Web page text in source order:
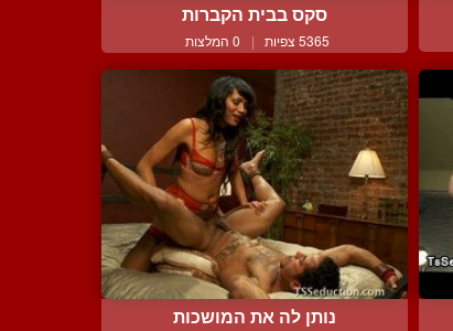
סקס בבית הקברות
5365 צפיות | 0 המלצות
נותן לה את המושכות